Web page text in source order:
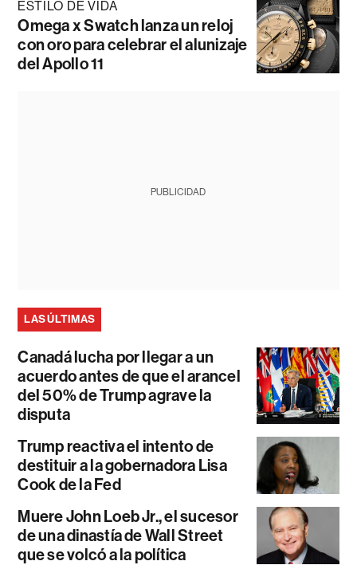
ESTILO DE VIDA
Omega x Swatch lanza un reloj
con oro para celebrar el alunizaje
del Apollo 11
PUBLICIDAD
LAS ÚLTIMAS
Canadá lucha por llegar a un
acuerdo antes de que el arancel
del 50% de Trump agrave la
disputa
Trump reactiva el intento de
destituir a la gobernadora Lisa
Cook de la Fed
Muere John Loeb Jr., el sucesor
de una dinastía de Wall Street
que se volcó a la política